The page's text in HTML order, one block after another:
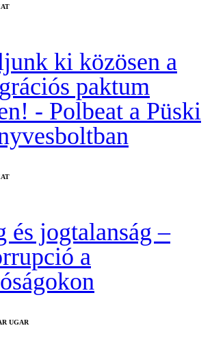
ki közösen a
paktum
- Polbeat a Püski
és jogtalanság –
a
UGAR